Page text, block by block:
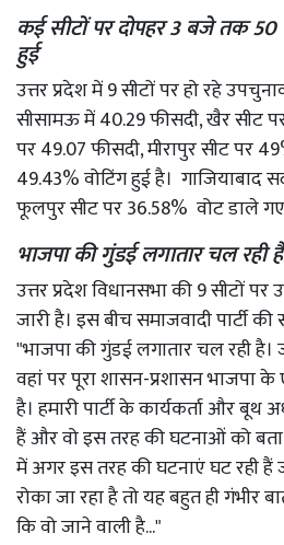
कई सीटों पर दोपहर 3 बजे तक
हुई
उत्तर प्रदेश में 9 सीटों पर हो रहे
सीसामऊ में 40.29 फीसदी, खैर सीट
पर 49.07 फीसदी, मीरापुर सीट पर
49.43% वोटिंग हुई है। गाजियाबाद
फूलपुर सीट पर 36.58% वोट डाले
भाजपा की गुंडई लगातार चल रही
उत्तर प्रदेश विधानसभा की 9 सीटों
जारी है। इस बीच समाजवादी पार्टी
"भाजपा की गुंडई लगातार चल रही है।
वहां पर पूरा शासन-प्रशासन भाजपा
है। हमारी पार्टी के कार्यकर्ता और बूथ
हैं और वो इस तरह की घटनाओं को
में अगर इस तरह की घटनाएं घट रही हैं
रोका जा रहा है तो यह बहुत ही गंभीर
कि वो जाने वाली है..."